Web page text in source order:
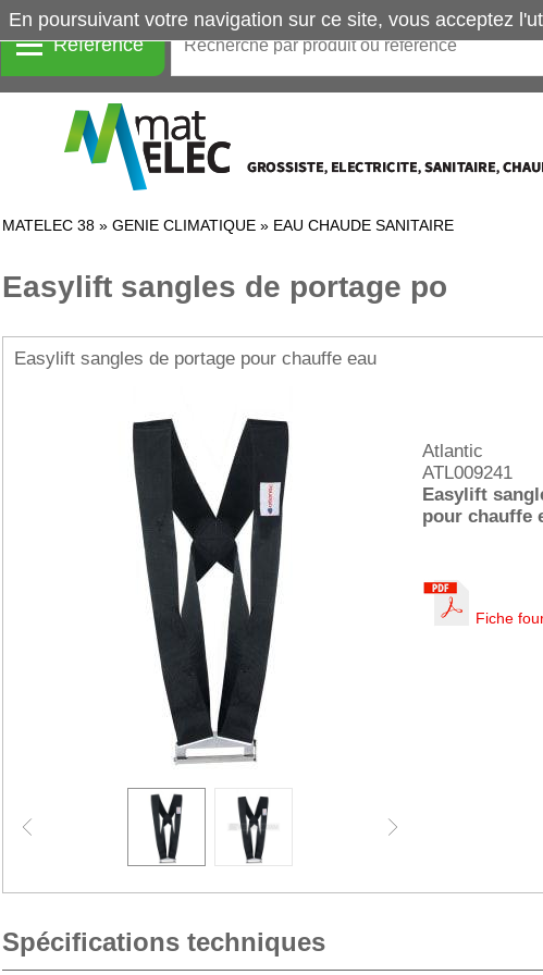
Référence
MATELEC 38 » GENIE CLIMATIQUE » EAU CHAUDE SANITAIRE
Easylift sangles de portage po
Easylift sangles de portage pour chauffe eau
Atlantic
ATL009241
Easylift
pour chauffe
Fiche
Spécifications techniques
En poursuivant votre navigation sur ce site, vous acceptez